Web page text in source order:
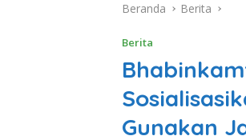
Beranda Berita
Berita
Gunakan